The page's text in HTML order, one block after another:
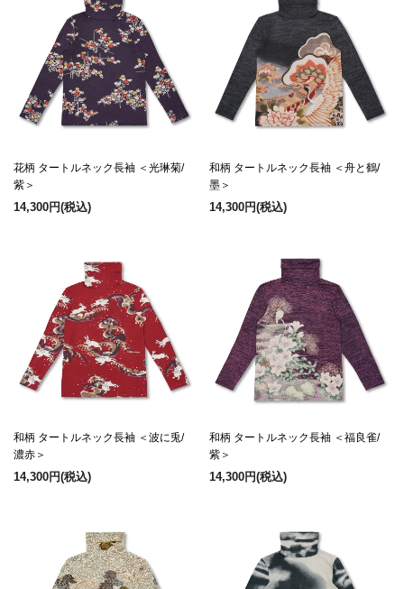
花柄 タートルネック長袖 ＜光琳菊/
紫＞
14,300円(税込)
和柄 タートルネック長袖 ＜舟と鶴/
墨＞
14,300円(税込)
和柄 タートルネック長袖 ＜波に兎/
濃赤＞
14,300円(税込)
和柄 タートルネック長袖 ＜福良雀/
紫＞
14,300円(税込)